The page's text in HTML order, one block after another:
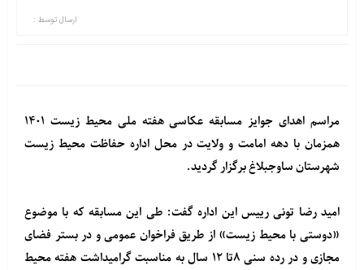
ارسال توسط :
مراسم اهدای جوایز مسابقه عکاسی هفته ملی محیط زیست ۱۴۰۱
همزمان با دهه امامت و ولایت در محل اداره حفاظت محیط زیست
شهرستان ساوجبلاغ برگزار گردید.
امید رضا تونی رییس این اداره گفت: طی این مسابقه که با موضوع
«دوستی با محیط زیست» از طریق فراخوان عمومی و در بستر فضای
مجازی و در رده سنی ۸تا ۱۲ سال به مناسبت گرامیداشت هفته محیط